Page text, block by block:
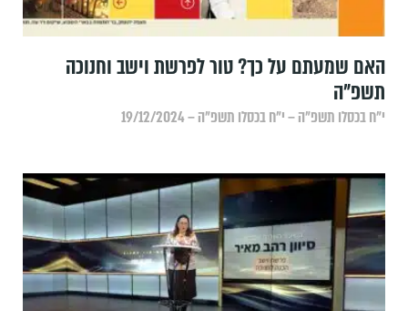
האם שמעתם על כך? טור לפרשת וישב וחנוכה
תשפ"ה
י״ח בכסלו תשפ״ה – י״ח בכסלו תשפ״ה – 19/12/2024